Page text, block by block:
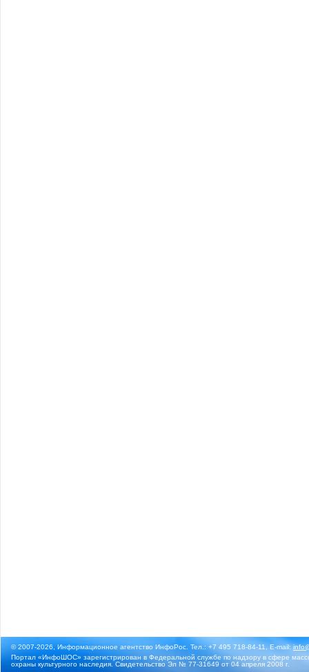
© 2007-2026, Информационное агентство ИнфоРос. Тел.: +7 495 718-84-11, E-mail:
Портал «ИнфоШОС» зарегистрирован в Федеральной службе по надзору в сфере
охраны культурного наследия. Свидетельство Эл № 77-31649 от 04 апреля 2008 г.